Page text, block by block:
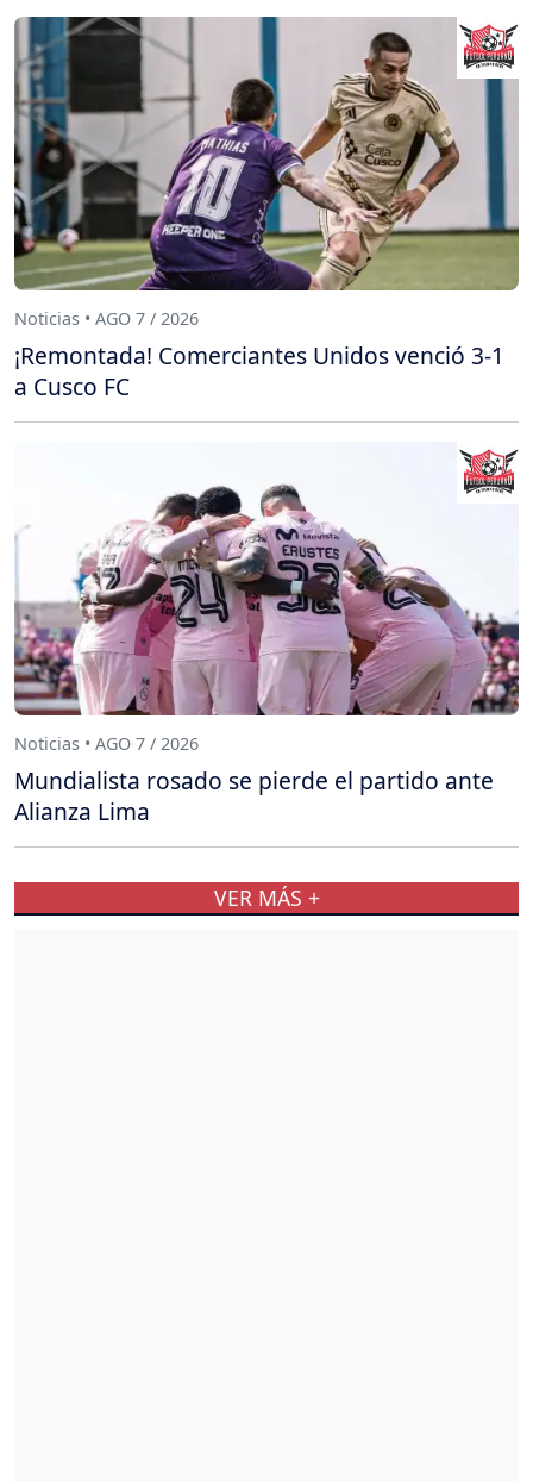
Noticias • AGO 7 / 2026
¡Remontada! Comerciantes Unidos venció 3-1
a Cusco FC
Noticias • AGO 7 / 2026
Mundialista rosado se pierde el partido ante
Alianza Lima
VER MÁS +